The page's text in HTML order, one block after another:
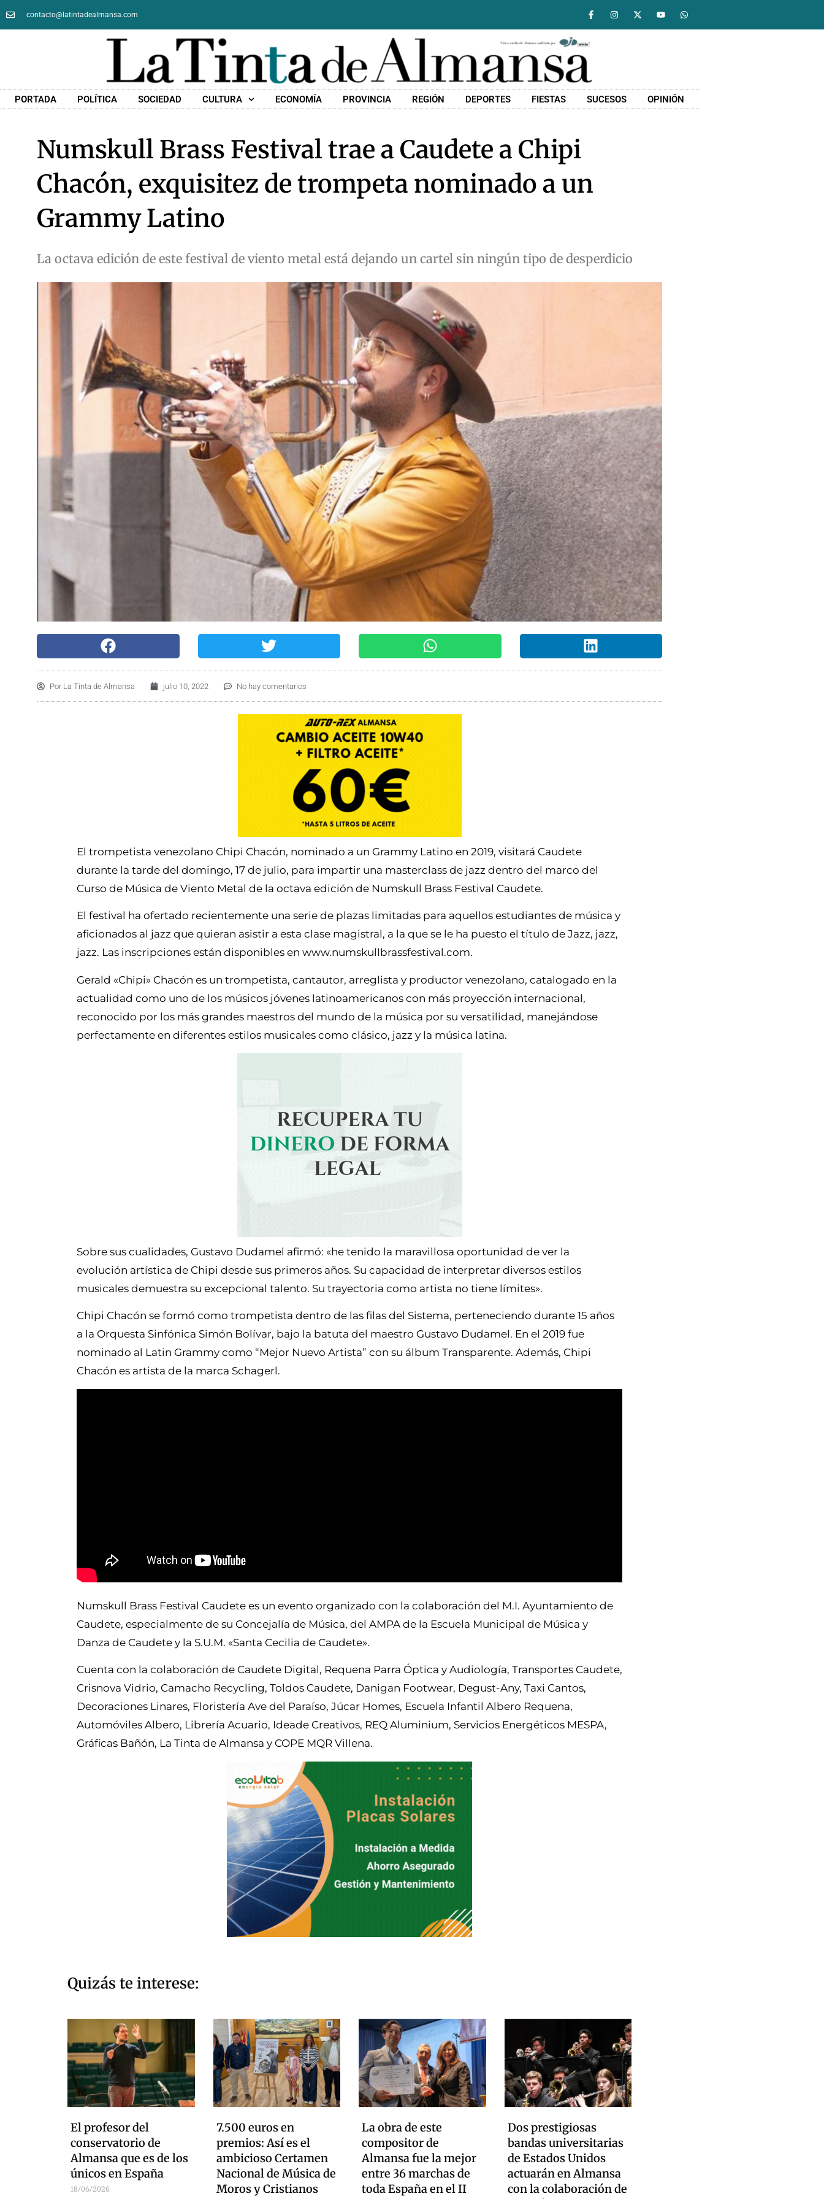
contacto@latintadealmansa.com
PORTADA POLÍTICA SOCIEDAD CULTURA ECONOMÍA PROVINCIA REGIÓN DEPORTES FIESTAS SUCESOS OPINIÓN
Numskull Brass Festival trae a Caudete a Chipi
Chacón, exquisitez de trompeta nominado a un
Grammy Latino
La octava edición de este festival de viento metal está dejando un cartel sin ningún tipo de desperdicio
Por La Tinta de Almansa julio 10, 2022 No hay comentarios
El trompetista venezolano Chipi Chacón, nominado a un Grammy Latino en 2019, visitará Caudete
durante la tarde del domingo, 17 de julio, para impartir una masterclass de jazz dentro del marco del
Curso de Música de Viento Metal de la octava edición de Numskull Brass Festival Caudete.
El festival ha ofertado recientemente una serie de plazas limitadas para aquellos estudiantes de música y
aficionados al jazz que quieran asistir a esta clase magistral, a la que se le ha puesto el título de Jazz, jazz,
jazz. Las inscripciones están disponibles en www.numskullbrassfestival.com.
Gerald «Chipi» Chacón es un trompetista, cantautor, arreglista y productor venezolano, catalogado en la
actualidad como uno de los músicos jóvenes latinoamericanos con más proyección internacional,
reconocido por los más grandes maestros del mundo de la música por su versatilidad, manejándose
perfectamente en diferentes estilos musicales como clásico, jazz y la música latina.
Sobre sus cualidades, Gustavo Dudamel afirmó: «he tenido la maravillosa oportunidad de ver la
evolución artística de Chipi desde sus primeros años. Su capacidad de interpretar diversos estilos
musicales demuestra su excepcional talento. Su trayectoria como artista no tiene límites».
Chipi Chacón se formó como trompetista dentro de las filas del Sistema, perteneciendo durante 15 años
a la Orquesta Sinfónica Simón Bolívar, bajo la batuta del maestro Gustavo Dudamel. En el 2019 fue
nominado al Latin Grammy como “Mejor Nuevo Artista” con su álbum Transparente. Además, Chipi
Chacón es artista de la marca Schagerl.
Numskull Brass Festival Caudete es un evento organizado con la colaboración del M.I. Ayuntamiento de
Caudete, especialmente de su Concejalía de Música, del AMPA de la Escuela Municipal de Música y
Danza de Caudete y la S.U.M. «Santa Cecilia de Caudete».
Cuenta con la colaboración de Caudete Digital, Requena Parra Óptica y Audiología, Transportes Caudete,
Crisnova Vidrio, Camacho Recycling, Toldos Caudete, Danigan Footwear, Degust-Any, Taxi Cantos,
Decoraciones Linares, Floristería Ave del Paraíso, Júcar Homes, Escuela Infantil Albero Requena,
Automóviles Albero, Librería Acuario, Ideade Creativos, REQ Aluminium, Servicios Energéticos MESPA,
Gráficas Bañón, La Tinta de Almansa y COPE MQR Villena.
Quizás te interese:
El profesor del
conservatorio de
Almansa que es de los
únicos en España
18/06/2026
7.500 euros en
premios: Así es el
ambicioso Certamen
Nacional de Música de
Moros y Cristianos
La obra de este
compositor de
Almansa fue la mejor
entre 36 marchas de
toda España en el II
Dos prestigiosas
bandas universitarias
de Estados Unidos
actuarán en Almansa
con la colaboración de